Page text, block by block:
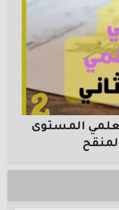
المستوى